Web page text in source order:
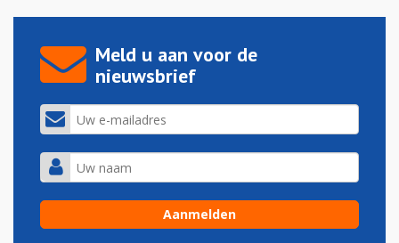
Meld u aan voor de
nieuwsbrief